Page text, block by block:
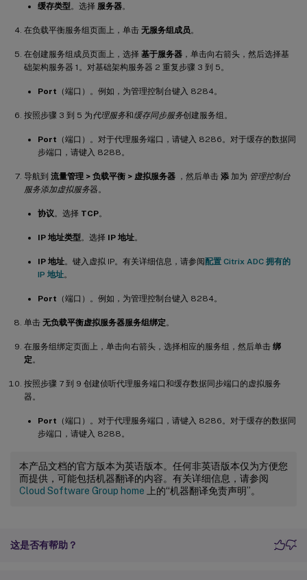
缓存类型 。选择 服务器。
在负载平衡服务组页面上，单击 无服务组成员 。
在创建服务组成员页面上，选择 基于服务器 ，单击向右箭头，然后选择基
础架构服务器 1。对基础架构服务器 2 重复步骤 3 到 5。
Port （端口）。例如，为管理控制台键入 8284。
按照步骤 3 到 5 为代理服务和缓存同步服务创建服务组。
Port （端口）。对于代理服务端口，请键入 8286。对于缓存的数据同
步端口，请键入 8288。
导航到 流量管理 > 负载平衡 > 虚拟服务器 ，然后单击 添 加为 管理控制台
服务添加虚拟服务器。
协议 。选择 TCP。
IP 地址类型 。选择 IP 地址。
IP 地址。键入虚拟 IP。有关详细信息，请参阅配置 Citrix ADC 拥有的
IP 地址。
Port （端口）。例如，为管理控制台键入 8284。
单击 无负载平衡虚拟服务器服务组绑定 。
在服务组绑定页面上，单击向右箭头，选择相应的服务组，然后单击 绑
定 。
按照步骤 7 到 9 创建侦听代理服务端口和缓存数据同步端口的虚拟服务
器。
Port （端口）。对于代理服务端口，请键入 8286。对于缓存的数据同
步端口，请键入 8288。
本产品文档的官方版本为英语版本。任何非英语版本仅为方便您
而提供，可能包括机器翻译的内容。有关详细信息，请参阅
Cloud Software Group home 上的“机器翻译免责声明”。
这是否有帮助？